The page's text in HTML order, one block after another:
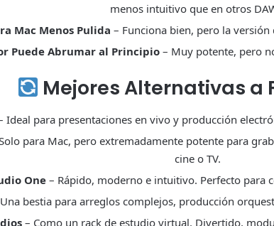
menos intuitivo que en otros
Mac Menos Pulida – Funciona bien, pero la
Puede Abrumar al Principio – Muy potente, pero
Mejores Alternativas a
Ideal para presentaciones en vivo y producción
para Mac, pero extremadamente potente para
cine o TV.
One – Rápido, moderno e intuitivo. Perfecto para
bestia para arreglos complejos, producción
– Como un rack de estudio virtual. Divertido,